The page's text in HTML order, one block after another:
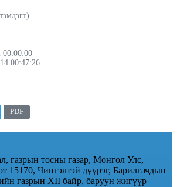
00:00:00
00:47:26
PDF
газрын тосны газар, Монгол Улс,
15170, Чингэлтэй дүүрэг, Барилгачдын
газрын XII байр, баруун жигүүр